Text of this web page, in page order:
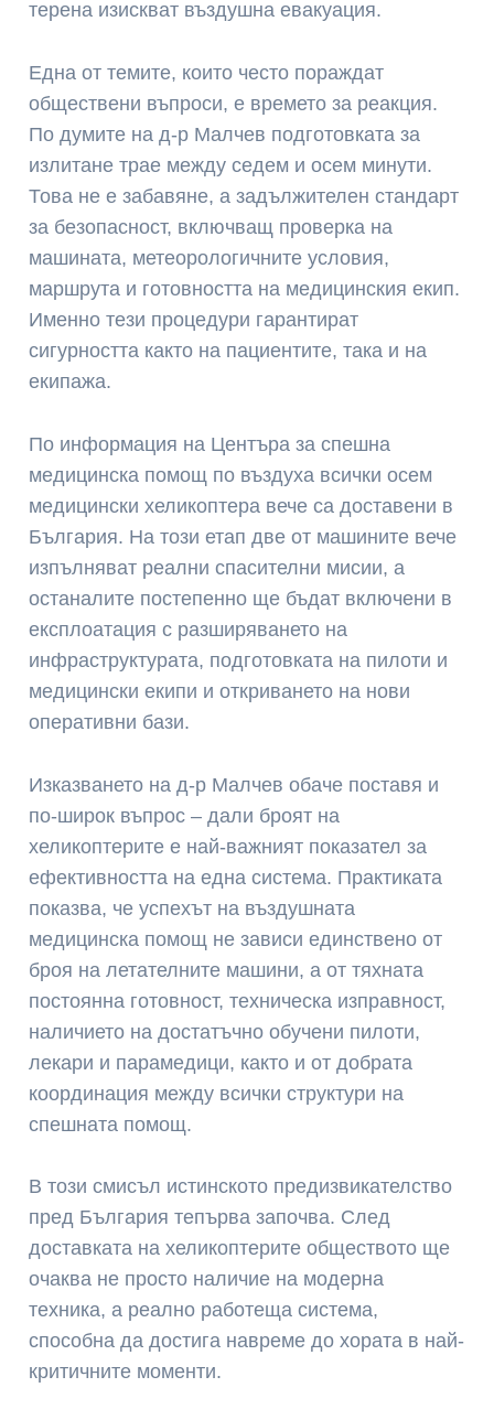
терена изискват въздушна евакуация.
Една от темите, които често пораждат
обществени въпроси, е времето за реакция.
По думите на д-р Малчев подготовката за
излитане трае между седем и осем минути.
Това не е забавяне, а задължителен стандарт
за безопасност, включващ проверка на
машината, метеорологичните условия,
маршрута и готовността на медицинския екип.
Именно тези процедури гарантират
сигурността както на пациентите, така и на
екипажа.
По информация на Центъра за спешна
медицинска помощ по въздуха всички осем
медицински хеликоптера вече са доставени в
България. На този етап две от машините вече
изпълняват реални спасителни мисии, а
останалите постепенно ще бъдат включени в
експлоатация с разширяването на
инфраструктурата, подготовката на пилоти и
медицински екипи и откриването на нови
оперативни бази.
Изказването на д-р Малчев обаче поставя и
по-широк въпрос – дали броят на
хеликоптерите е най-важният показател за
ефективността на една система. Практиката
показва, че успехът на въздушната
медицинска помощ не зависи единствено от
броя на летателните машини, а от тяхната
постоянна готовност, техническа изправност,
наличието на достатъчно обучени пилоти,
лекари и парамедици, както и от добрата
координация между всички структури на
спешната помощ.
В този смисъл истинското предизвикателство
пред България тепърва започва. След
доставката на хеликоптерите обществото ще
очаква не просто наличие на модерна
техника, а реално работеща система,
способна да достига навреме до хората в най-
критичните моменти.